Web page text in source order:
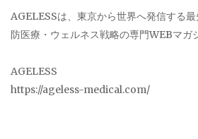
AGELESSは、東京から世界へ発信する
防医療・ウェルネス戦略の専門WEBマガ
AGELESS
https://ageless-medical.com/